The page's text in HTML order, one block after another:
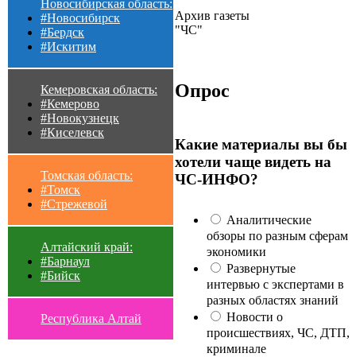
Новосибирская область:
#Новосибирск
#Бердск
#Искитим
Кемеровская область:
#Кемерово
#Новокузнецк
#Киселевск
Томская область:
#Томск
#Стрежевой
Алтайский край:
#Барнаул
#Бийск
Республика Алтай
Архив газеты
"ЧС"
Опрос
Какие материалы вы бы
хотели чаще видеть на
ЧС-ИНФО?
Аналитические
обзоры по разным сферам
экономики
Развернутые
интервью с экспертами в
разных областях знаний
Новости о
происшествиях, ЧС, ДТП,
криминале